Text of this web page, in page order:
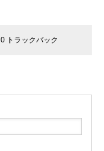
0 トラックバック